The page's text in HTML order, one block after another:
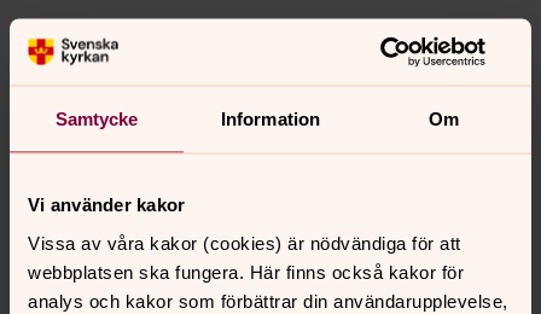
Samtycke Information Om
Vi använder kakor
Vissa av våra kakor (cookies) är nödvändiga för att
webbplatsen ska fungera. Här finns också kakor för
analys och kakor som förbättrar din användarupplevelse,
Skicka
Senast ändrad 18 maj 2021
Synpunkter eller frågor på sidans
innehåll?
norra.oland.pastorat@svenskakyrkan.se